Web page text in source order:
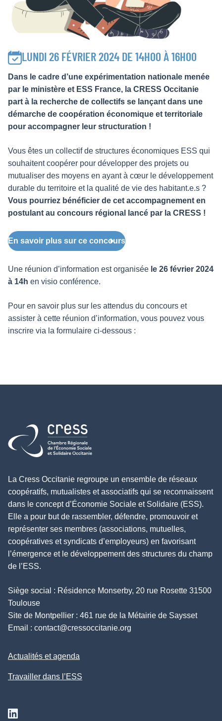
LUNDI 26 FÉVRIER 2024 DE 14H00 À 16H00
Dans le cadre d’une expérimentation nationale menée
par le ministère et ESS France, la CRESS Occitanie
part à la recherche de collectifs se lançant dans une
démarche de coopération économique et territoriale
pour accompagner leur structuration !
Vous êtes un collectif de structures économiques ESS qui
souhaitent coopérer pour développer des projets ou
mutualiser des moyens en ayant à cœur le développement
durable du territoire et la qualité de vie des habitant.e.s ?
Vous pourriez bénéficier de cet accompagnement en
postulant au concours régional lancé par la CRESS !
En savoir plus sur ce concours
Une réunion d’information est organisée le 26 février 2024
à 14h en visio conférence.
Pour en savoir plus sur les attendus du concours et
assister à cette réunion d’information, vous pouvez vous
inscrire via la formulaire ci-dessous :
Retour à l'accueil
La Cress Occitanie regroupe un ensemble de réseaux
coopératifs, mutualistes et associatifs qui se reconnaissent
dans le concept d’Économie Sociale et Solidaire (ESS).
Elle a pour but de rassembler, défendre, promouvoir et
représenter ses membres (associations, mutuelles,
coopératives et syndicats d’employeurs) en favorisant
l’émergence et le développement des structures du champ
de l’ESS.
Siège social : Résidence Monserby, 20 rue Rosette 31500
Toulouse
Site de Montpellier : 461 rue de la Métairie de Saysset
Email : contact@cressoccitanie.org
Actualités et agenda
Travailler dans l’ESS